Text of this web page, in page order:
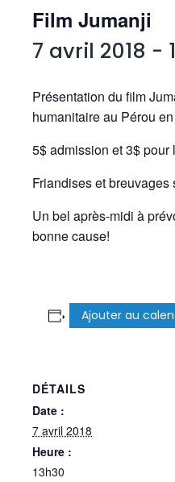
Film Jumanji
7 avril 2018 -
Présentation du film
humanitaire au Pérou
5$ admission et 3$ pour
Friandises et breuvages
Un bel après-midi à
bonne cause!
Ajouter au
DÉTAILS
Date :
7 avril 2018
Heure :
13h30